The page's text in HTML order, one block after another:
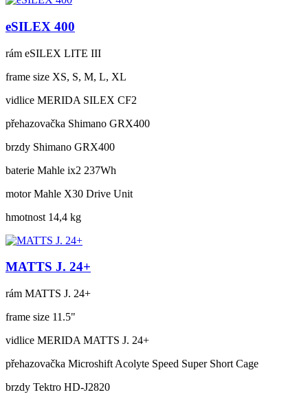
eSILEX 400
rám eSILEX LITE III
frame size XS, S, M, L, XL
vidlice MERIDA SILEX CF2
přehazovačka Shimano GRX400
brzdy Shimano GRX400
baterie Mahle ix2 237Wh
motor Mahle X30 Drive Unit
hmotnost 14,4 kg
MATTS J. 24+
rám MATTS J. 24+
frame size 11.5"
vidlice MERIDA MATTS J. 24+
přehazovačka Microshift Acolyte Speed Super Short Cage
brzdy Tektro HD-J2820